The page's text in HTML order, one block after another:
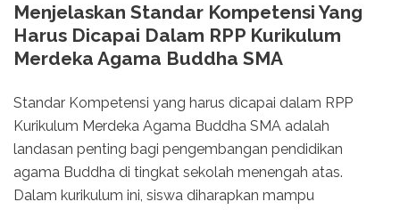
Menjelaskan Standar Kompetensi Yang
Harus Dicapai Dalam RPP Kurikulum
Merdeka Agama Buddha SMA
Standar Kompetensi yang harus dicapai dalam RPP
Kurikulum Merdeka Agama Buddha SMA adalah
landasan penting bagi pengembangan pendidikan
agama Buddha di tingkat sekolah menengah atas.
Dalam kurikulum ini, siswa diharapkan mampu